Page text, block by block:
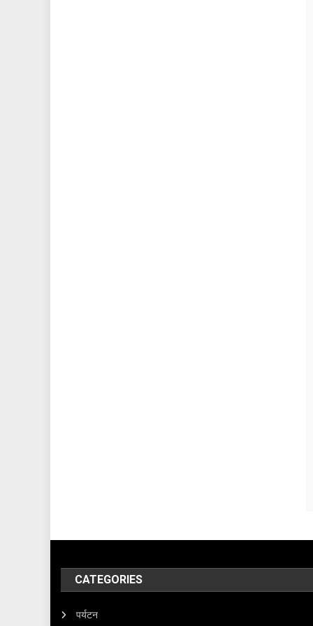
CATEGORIES
पर्यटन